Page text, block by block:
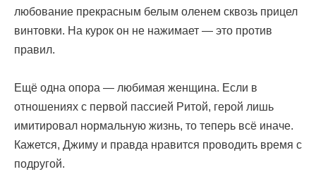
любование прекрасным белым оленем сквозь прицел
винтовки. На курок он не нажимает — это против
правил.
Ещё одна опора — любимая женщина. Если в
отношениях с первой пассией Ритой, герой лишь
имитировал нормальную жизнь, то теперь всё иначе.
Кажется, Джиму и правда нравится проводить время с
подругой.